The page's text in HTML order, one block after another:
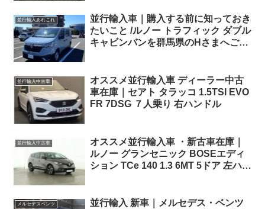
並行輸入あれこれ
並行輸入車｜購入する前に知っておき
たいこと /ルノー トラフィック ダブル
キャビンバンを群馬県のHさまへご納
並行輸入中古車
オススメ並行輸入車 ディーラー中古
車在庫｜セアト タラッコ 1.5TSI EVO
FR 7DSG ７人乗り 右ハンドル
並行輸入中古車
オススメ並行輸入車 ・新古車在庫｜
ルノー グランセニック BOSEエディ
ション TCe 140 1.3 6MT 5ドア 左ハン
メルセデスベンツ
並行輸入 新車｜メルセデス・ベンツ